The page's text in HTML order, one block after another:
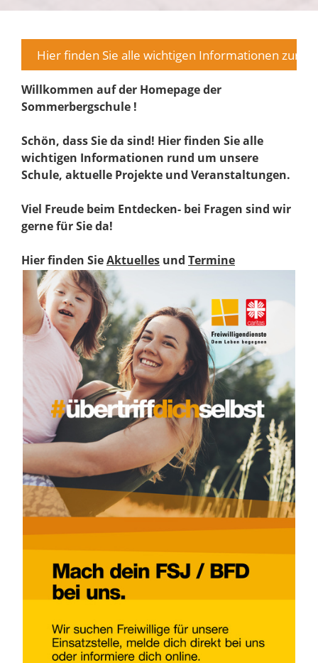
Sie alle wichtigen Informationen zur Ganztagsschule!
Willkommen auf der Homepage der
Sommerbergschule !
Schön, dass Sie da sind! Hier finden Sie alle
wichtigen Informationen rund um unsere
Schule, aktuelle Projekte und Veranstaltungen.
Viel Freude beim Entdecken- bei Fragen sind wir
gerne für Sie da!
Hier finden SieAktuelles und Termine